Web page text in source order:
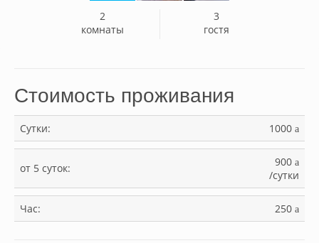
2
комнаты
3
гостя
Стоимость проживания
Сутки: 1000 a
от 5 суток: 900 a
/сутки
Час: 250 a